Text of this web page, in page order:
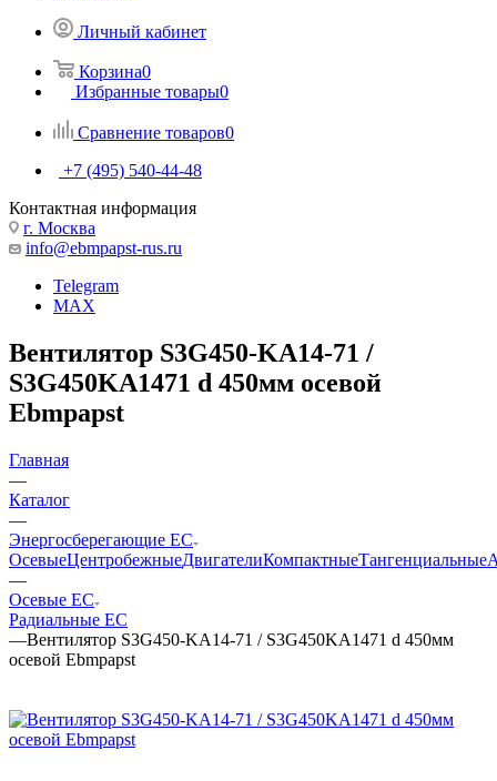
Личный кабинет
Корзина0
Избранные товары0
Сравнение товаров0
+7 (495) 540-44-48
Контактная информация
г. Москва
info@ebmpapst-rus.ru
Telegram
MAX
Вентилятор S3G450-KA14-71 /
S3G450KA1471 d 450мм осевой
Ebmpapst
Главная
—
Каталог
—
Энергосберегающие EC
ОсевыеЦентробежныеДвигателиКомпактныеТангенциальные
—
Осевые EC
Радиальные EC
—Вентилятор S3G450-KA14-71 / S3G450KA1471 d 450мм
осевой Ebmpapst